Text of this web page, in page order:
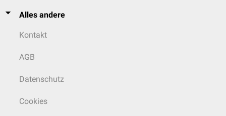
Alles andere
Kontakt
AGB
Datenschutz
Cookies